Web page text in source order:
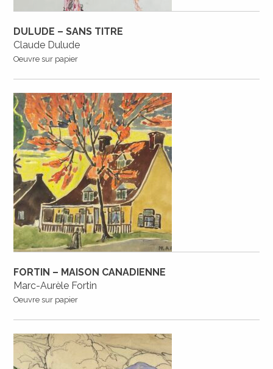
DULUDE – SANS TITRE
Claude Dulude
Oeuvre sur papier
FORTIN – MAISON CANADIENNE
Marc-Aurèle Fortin
Oeuvre sur papier